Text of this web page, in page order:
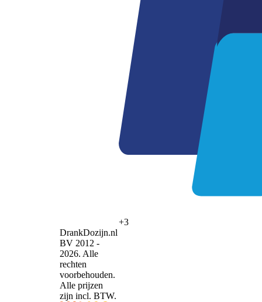
+3
DrankDozijn.nl
BV 2012 -
2026. Alle
rechten
voorbehouden.
Alle prijzen
zijn incl. BTW.